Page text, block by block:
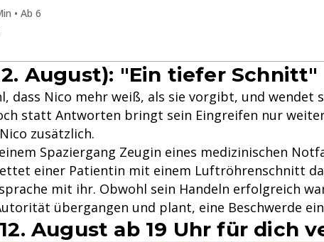
• Ab 6
August): "Ein tiefer Schnitt"
dass Nico mehr weiß, als sie vorgibt, und wendet
statt Antworten bringt sein Eingreifen nur
zusätzlich.
Spaziergang Zeugin eines medizinischen
einer Patientin mit einem Luftröhrenschnitt
mit ihr. Obwohl sein Handeln erfolgreich
übergangen und plant, eine Beschwerde
August ab 19 Uhr für dich